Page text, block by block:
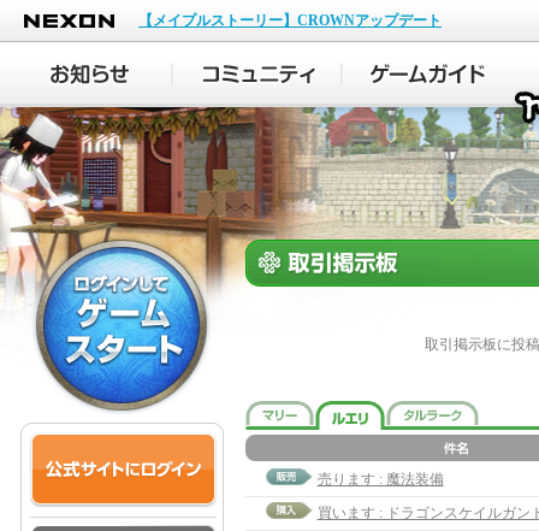
NEXON
【メイプルストーリー】CROWNアップデート
取引掲示板に投
売ります : 魔法装備